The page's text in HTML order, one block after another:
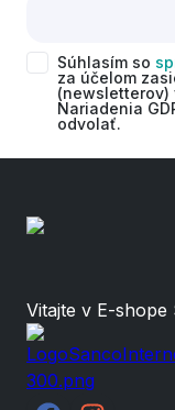
Súhlasím so
za účelom
(newsletterov)
Nariadenia
odvolať.
Vitajte v E-shope